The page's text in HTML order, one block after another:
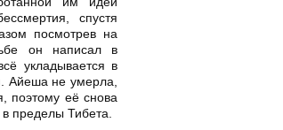
спустя
посмотрев на
он написал в
укладывается в
Айеша не умерла,
поэтому её снова
в пределы Тибета.